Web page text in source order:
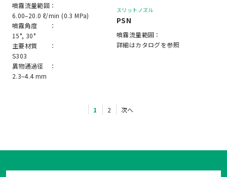
噴霧流量範囲：
6.00–20.0 ℓ/min (0.3 MPa)
噴霧角度 ：
15°, 30°
主要材質 ：
S303
異物通過径 ：
2.3–4.4 mm
スリットノズル
PSN
噴霧流量範囲：
詳細はカタログを参照
1 2 次へ